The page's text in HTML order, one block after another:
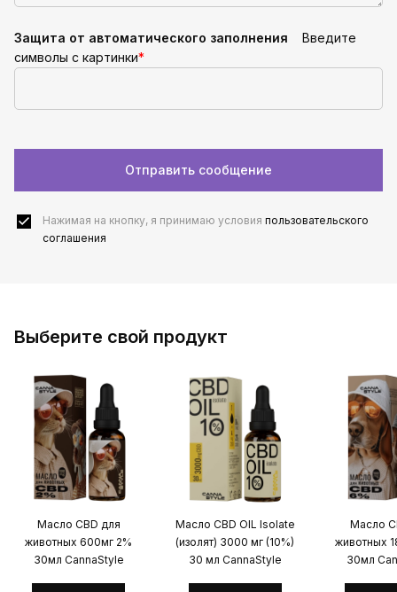
Защита от автоматического заполнения
Введите
символы с картинки*
Нажимая на кнопку, я принимаю условия пользовательского
соглашения
Выберите свой продукт
Масло CBD для
животных 600мг 2%
30мл CannaStyle
Масло CBD OIL Isolate
(изолят) 3000 мг (10%)
30 мл CannaStyle
Масло
животных
30мл